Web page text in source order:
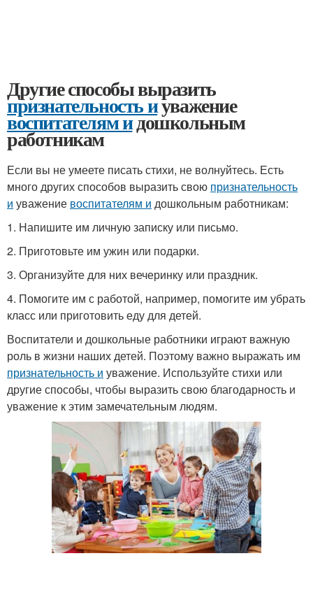
Другие способы выразить
признательность иуважение
воспитателям идошкольным
работникам
Если вы не умеете писать стихи, не волнуйтесь. Есть
много других способов выразить свою признательность
и уважение воспитателям и дошкольным работникам:
1. Напишите им личную записку или письмо.
2. Приготовьте им ужин или подарки.
3. Организуйте для них вечеринку или праздник.
4. Помогите им с работой, например, помогите им убрать
класс или приготовить еду для детей.
Воспитатели и дошкольные работники играют важную
роль в жизни наших детей. Поэтому важно выражать им
признательность и уважение. Используйте стихи или
другие способы, чтобы выразить свою благодарность и
уважение к этим замечательным людям.